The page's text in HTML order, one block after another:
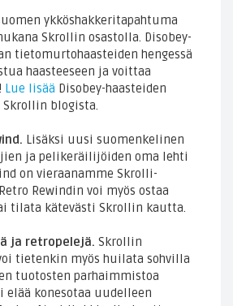
ykköshakkeritapahtuma
Skrollin osastolla. Disobey-
tietomurtohaasteiden hengessä
haasteeseen ja voittaa
Lue lisää Disobey-haasteiden
blogista.
Lisäksi uusi suomenkelinen
ja pelikeräilijöiden oma lehti
on vieraanamme Skrolli-
Rewindin voi myös ostaa
tilata kätevästi Skrollin kautta.
ja retropelejä. Skrollin
tietenkin myös huilata sohvilla
tuotosten parhaimmistoa
elää konesotaa uudelleen